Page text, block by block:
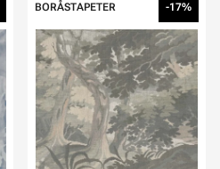
BORÅSTAPETER -17%